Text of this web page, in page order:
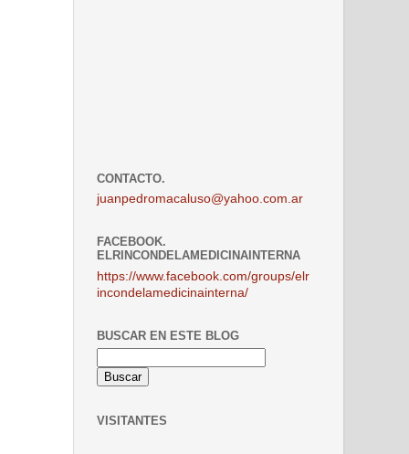
CONTACTO.
juanpedromacaluso@yahoo.com.ar
FACEBOOK.
ELRINCONDELAMEDICINAINTERNA
https://www.facebook.com/groups/elr
incondelamedicinainterna/
BUSCAR EN ESTE BLOG
VISITANTES